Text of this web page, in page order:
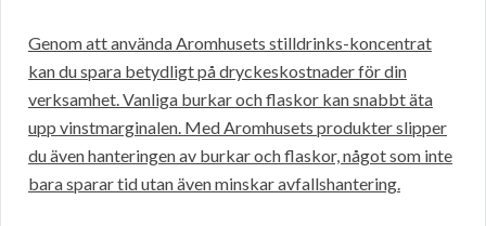
Genom att använda Aromhusets stilldrinks-koncentrat
kan du spara betydligt på dryckeskostnader för din
verksamhet. Vanliga burkar och flaskor kan snabbt äta
upp vinstmarginalen. Med Aromhusets produkter slipper
du även hanteringen av burkar och flaskor, något som inte
bara sparar tid utan även minskar avfallshantering.